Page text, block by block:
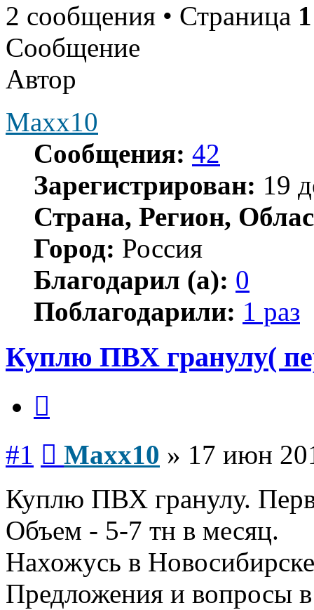
2 сообщения • Страница 1
Сообщение
Автор
Maxx10
Сообщения: 42
Зарегистрирован: 19
Страна, Регион,
Город: Россия
Благодарил (а): 0
Поблагодарили: 1 раз
Куплю ПВХ гранулу(
#1 Maxx10 » 17 июн
Куплю ПВХ гранулу.
Объем - 5-7 тн в месяц.
Нахожусь в
Предложения и вопросы